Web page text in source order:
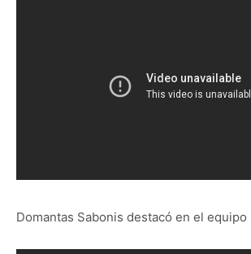
Domantas Sabonis destacó en el equipo